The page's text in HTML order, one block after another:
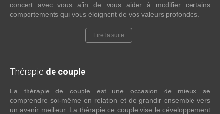
concert avec vous afin de vous aider à modifier certains
comportements qui vous éloignent de vos valeurs profondes.
Lire la suite
Thérapie de couple
La thérapie de couple est une occasion de mieux se
comprendre soi-même en relation et de grandir ensemble vers
un avenir meilleur. La thérapie de couple vise le développement